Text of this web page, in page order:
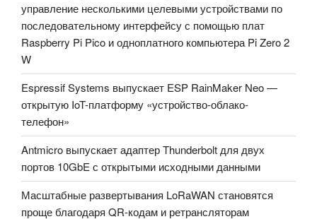
управление несколькими целевыми устройствами по
последовательному интерфейсу с помощью плат
Raspberry Pi Pico и одноплатного компьютера Pi Zero 2
W
Espressif Systems выпускает ESP RainMaker Neo —
открытую IoT-платформу «устройство-облако-
телефон»
Antmicro выпускает адаптер Thunderbolt для двух
портов 10GbE с открытыми исходными данными
Масштабные развертывания LoRaWAN становятся
проще благодаря QR-кодам и ретрансляторам